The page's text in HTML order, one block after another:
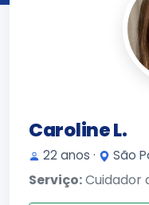
Caroline L.
22 anos · São
Serviço:Cuidador